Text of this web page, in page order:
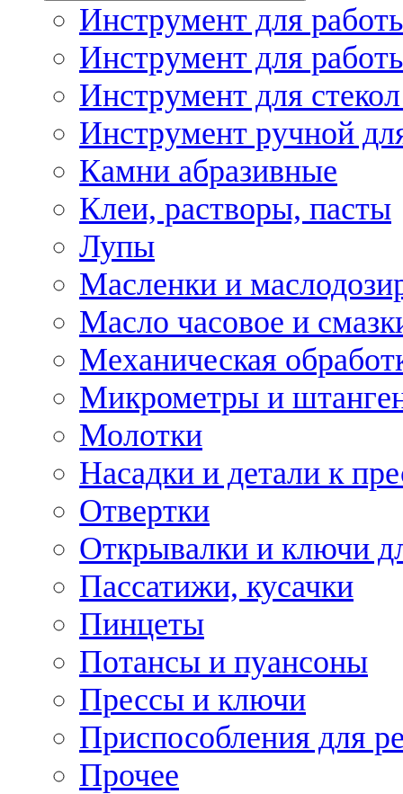
Инструмент для
Инструмент для
Инструмент для
Инструмент ручной
Камни абразивные
Клеи, растворы, пасты
Лупы
Масленки и
Масло часовое и
Механическая
Микрометры и
Молотки
Насадки и детали к
Отвертки
Открывалки и ключи
Пассатижи, кусачки
Пинцеты
Потансы и пуансоны
Прессы и ключи
Приспособления для
Прочее